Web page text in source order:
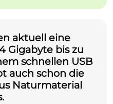
aktuell eine
Gigabyte bis zu
schnellen USB
auch schon die
Naturmaterial